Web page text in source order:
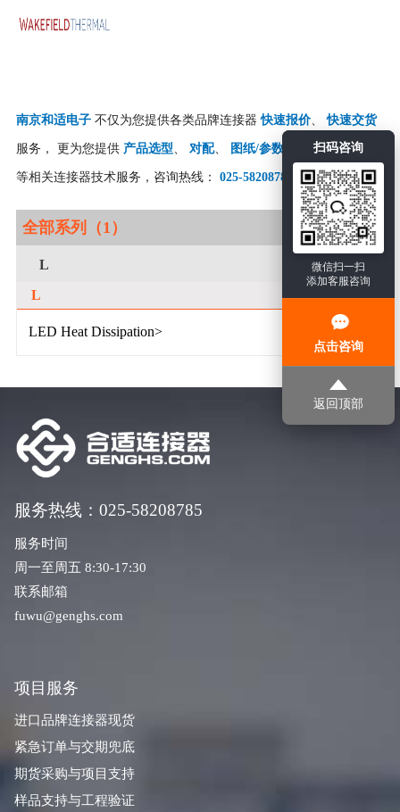
扫码咨询
微信扫一扫
添加客服咨询
点击咨询
返回顶部
南京和适电子不仅为您提供各类品牌连接器快速报价、快速交货
服务， 更为您提供 产品选型 对配、 图纸/参数查找 、国产竞品
等相关连接器技术服务，咨询热线： 025-58208785 。
全部系列（1）
L
L
LED Heat Dissipation>
服务热线：025-58208785
服务时间
周一至周五 8:30-17:30
联系邮箱
fuwu@genghs.com
项目服务
进口品牌连接器现货
紧急订单与交期兜底
期货采购与项目支持
样品支持与工程验证